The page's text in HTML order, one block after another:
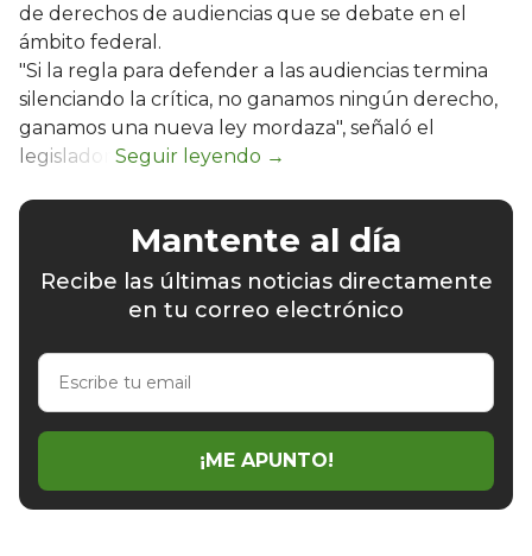
de derechos de audiencias que se debate en el
ámbito federal.
"Si la regla para defender a las audiencias termina
silenciando la crítica, no ganamos ningún derecho,
ganamos una nueva ley mordaza", señaló el
legislador.
Mantente al día
Recibe las últimas noticias directamente
en tu correo electrónico
Escribe
email
¡ME APUNTO!